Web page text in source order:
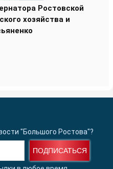
Ростовской
хозяйства и
"Большого Ростова"?
ПОДПИСАТЬСЯ